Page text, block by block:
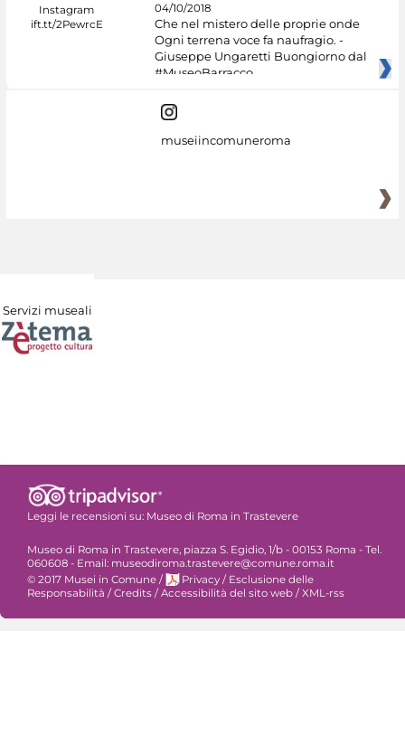
04/10/2018
Che nel mistero delle proprie onde
Ogni terrena voce fa naufragio. -
Giuseppe Ungaretti Buongiorno dal
#MuseoBarracco
museiincomuneroma
Servizi museali
Leggi le recensioni su: Museo di Roma in Trastevere
Museo di Roma in Trastevere, piazza S. Egidio, 1/b - 00153 Roma - Tel.
060608 - Email: museodiroma.trastevere@comune.roma.it
© 2017 Musei in Comune / Privacy / Esclusione delle
Responsabilità / Credits / Accessibilità del sito web / XML-rss